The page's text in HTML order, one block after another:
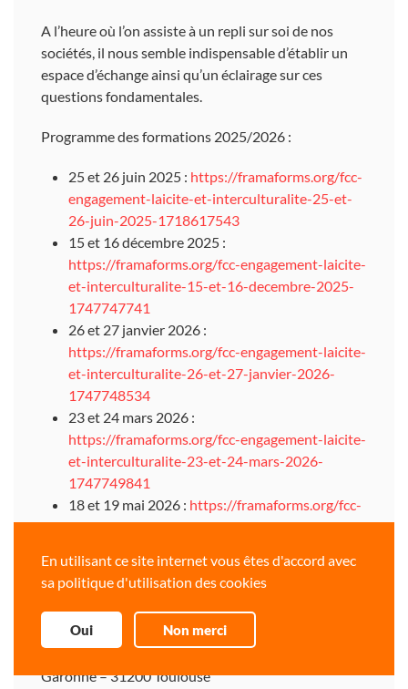
A l’heure où l’on assiste à un repli sur soi de nos
sociétés, il nous semble indispensable d’établir un
espace d’échange ainsi qu’un éclairage sur ces
questions fondamentales.
Programme des formations 2025/2026 :
25 et 26 juin 2025 : https://framaforms.org/fcc-
engagement-laicite-et-interculturalite-25-et-
26-juin-2025-1718617543
15 et 16 décembre 2025 :
https://framaforms.org/fcc-engagement-laicite-
et-interculturalite-15-et-16-decembre-2025-
1747747741
26 et 27 janvier 2026 :
https://framaforms.org/fcc-engagement-laicite-
et-interculturalite-26-et-27-janvier-2026-
1747748534
23 et 24 mars 2026 :
https://framaforms.org/fcc-engagement-laicite-
et-interculturalite-23-et-24-mars-2026-
1747749841
18 et 19 mai 2026 : https://framaforms.org/fcc-
engagement-laicite-et-interculturalite-18-et-
22 et 23 juin 2026 :https://framaforms.org/fcc-
engagement-laicite-et-interculturalite-22-et-
23-juin-2026-1747749962
Garonne – 31200 Toulouse
En utilisant ce site internet vous êtes d'accord avec
sa politique d'utilisation des cookies
Oui Non merci